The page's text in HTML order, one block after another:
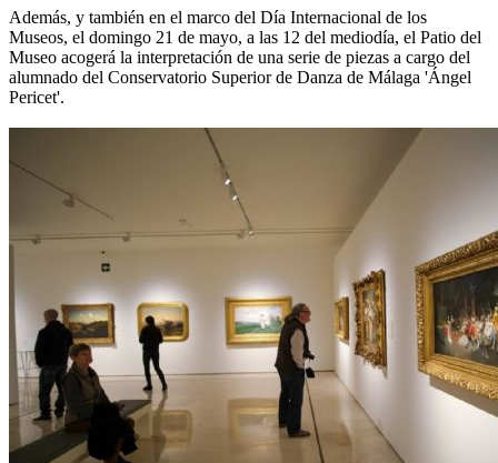
Además, y también en el marco del Día Internacional de los
Museos, el domingo 21 de mayo, a las 12 del mediodía, el Patio del
Museo acogerá la interpretación de una serie de piezas a cargo del
alumnado del Conservatorio Superior de Danza de Málaga 'Ángel
Pericet'.